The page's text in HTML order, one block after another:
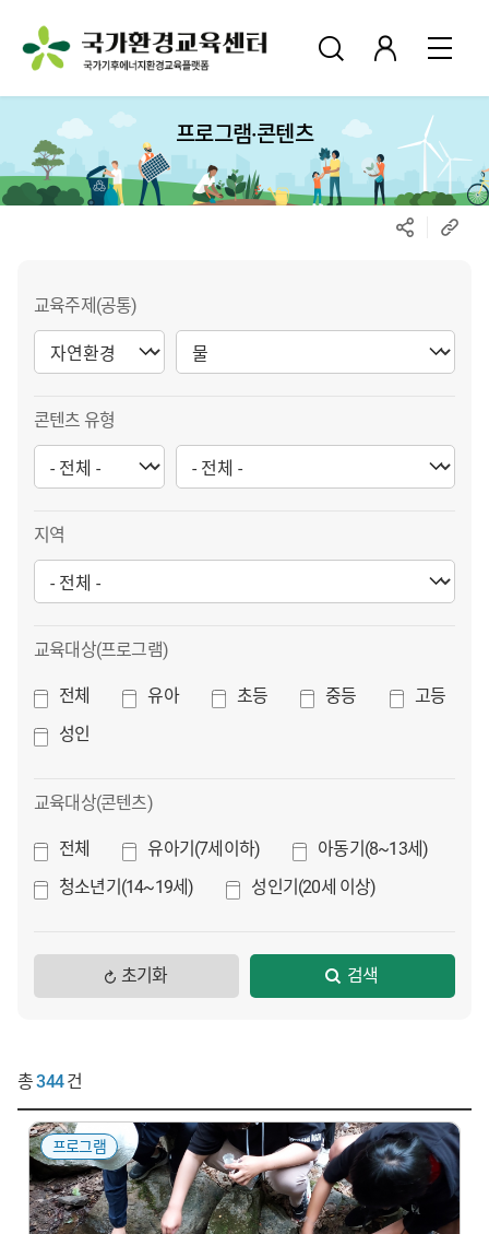
프로그램·콘텐츠
교육주제(공통)
콘텐츠 유형
지역
교육대상(프로그램)
전체 유아 초등 중등
고등
성인
교육대상(콘텐츠)
전체 유아기(7세이하)
아동기(8~13세)
청소년기(14~19세)
성인기(20세 이상)
초기화 검색
총344건
프로그램